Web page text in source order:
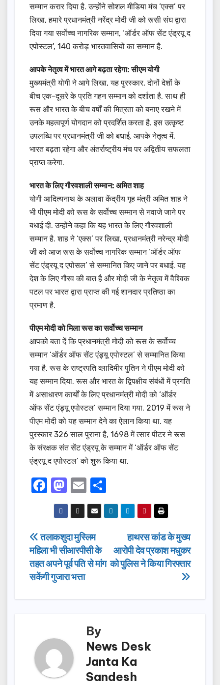
सम्मान करार दिया है. उन्होंने सोशल मीडिया मंच ‘एक्स’ पर
लिखा, हमारे प्रधानमंत्री नरेंद्र मोदी जी को रूसी संघ द्वारा
दिया गया सर्वोच्च नागरिक सम्मान, ‘ऑर्डर ऑफ सेंट एंड्रयू द
एपोस्टल’, 140 करोड़ भारतवासियों का सम्मान है.
आपके नेतृत्व में भारत आगे बढ़ता रहेगा: सीएम योगी
मुख्यमंत्री योगी ने आगे लिखा, यह पुरस्कार, दोनों देशों के
बीच एक-दूसरे के प्रति गहन सम्मान को दर्शाता है. साथ ही
रूस और भारत के बीच वर्षों की मित्रता को बनाए रखने में
उनके महत्वपूर्ण योगदान को प्रदर्शित करता है. इस उत्कृष्ट
उपलब्धि पर प्रधानमंत्री जी को बधाई. आपके नेतृत्व में,
भारत बढ़ता रहेगा और अंतर्राष्ट्रीय मंच पर अद्वितीय सफलता
प्राप्त करेगा.
भारत के लिए गौरवशाली सम्मान: अमित शाह
योगी आदित्यनाथ के अलावा केंद्रीय गृह मंत्री अमित शाह ने
भी पीएम मोदी को रूस के सर्वोच्च सम्मान से नवाजे जाने पर
बधाई दी. उन्होंने कहा कि यह भारत के लिए गौरवशाली
सम्मान है. शाह ने ‘एक्स’ पर लिखा, प्रधानमंत्री नरेन्द्र मोदी
जी को आज रूस के सर्वोच्च नागरिक सम्मान ‘ऑर्डर ऑफ
सेंट एंड्रयू द एपोसल’ से सम्मानित किए जाने पर बधाई. यह
देश के लिए गौरव की बात है और मोदी जी के नेतृत्व में वैश्विक
पटल पर भारत द्वारा प्राप्त की गई शानदार प्रतिष्ठा का
प्रमाण है.
पीएम मोदी को मिला रूस का सर्वोच्च सम्मान
आपको बता दें कि प्रधानमंत्री मोदी को रूस के सर्वोच्च
सम्मान ‘ऑर्डर ऑफ सेंट एंड्र्यू एपोस्टल’ से सम्मानित किया
गया है. रूस के राष्ट्रपति व्लादिमीर पुतिन ने पीएम मोदी को
यह सम्मान दिया. रूस और भारत के द्विपक्षीय संबंधों में प्रगति
में असाधारण कार्यों के लिए प्रधानमंत्री मोदी को ‘ऑर्डर
ऑफ सेंट एंड्र्यू एपोस्टल’ सम्मान दिया गया. 2019 में रूस ने
पीएम मोदी को यह सम्मान देने का ऐलान किया था. यह
पुरस्कार 326 साल पुराना है, 1698 में त्सार पीटर ने रूस
के संरक्षक संत सेंट एंड्रयू के सम्मान में ‘ऑर्डर ऑफ सेंट
एंड्रयू द एपोस्टल’ को शुरू किया था.
F
a
c
e
b
o
o
k
M
a
st
o
d
o
n
E
m
ail
h
ar
Post
navigation
हाथरस कांड के मुख्य
आरोपी देव प्रकाश मधुकर
को पुलिस ने किया गिरफ्तार
तलाकशुदा मुस्लिम
महिला भी सीआरपीसी के
तहत अपने पूर्व पति से मांग
सकेंगी गुजारा भत्ता
By
News Desk
Janta Ka
Sandesh